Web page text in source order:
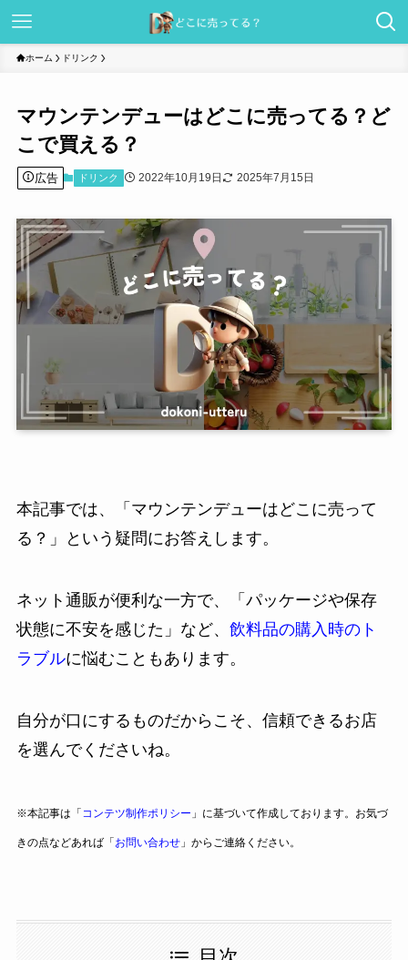
ホーム ドリンク
マウンテンデューはどこに売ってる？ど
こで買える？
広告 ドリンク 2022年10月19日 2025年7月15日
本記事では、「マウンテンデューはどこに売って
る？」という疑問にお答えします。
ネット通販が便利な一方で、「パッケージや保存
状態に不安を感じた」など、 飲料品の購入時のト
ラブルに悩むこともあります。
自分が口にするものだからこそ、信頼できるお店
を選んでくださいね。
※本記事は「 コンテツ制作ポリシー 」に基づいて作成しております。お気づ
きの点などあれば「お問い合わせ」からご連絡ください。